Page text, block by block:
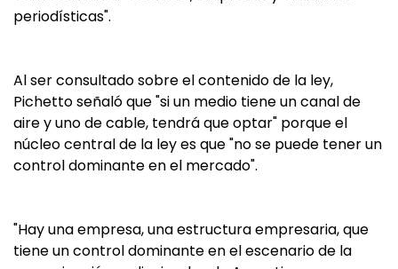
periodísticas".
Al ser consultado sobre el contenido de la ley,
Pichetto señaló que "si un medio tiene un canal de
aire y uno de cable, tendrá que optar" porque el
núcleo central de la ley es que "no se puede tener un
control dominante en el mercado".
"Hay una empresa, una estructura empresaria, que
tiene un control dominante en el escenario de la